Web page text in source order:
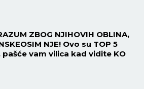
ZBOG NJIHOVIH OBLINA,
NJE! Ovo su TOP 5
vam vilica kad vidite KO